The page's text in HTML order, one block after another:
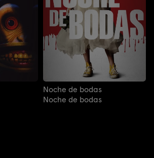
Noche de bodas
Noche de bodas